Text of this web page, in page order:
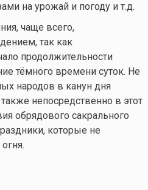
на урожай и погоду и т.д.
чаще всего,
так как
продолжительности
тёмного времени суток. Не
народов в канун дня
непосредственно в этот
обрядового сакрального
которые не